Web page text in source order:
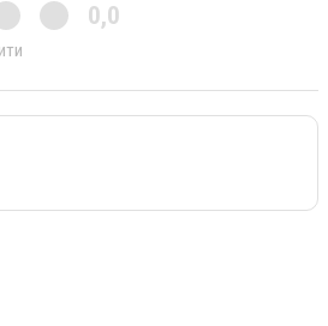
0,0